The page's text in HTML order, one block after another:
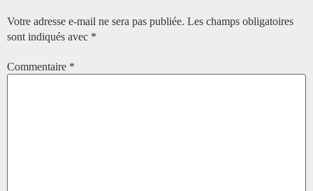
Votre adresse e-mail ne sera pas publiée. Les champs obligatoires
sont indiqués avec *
Commentaire *